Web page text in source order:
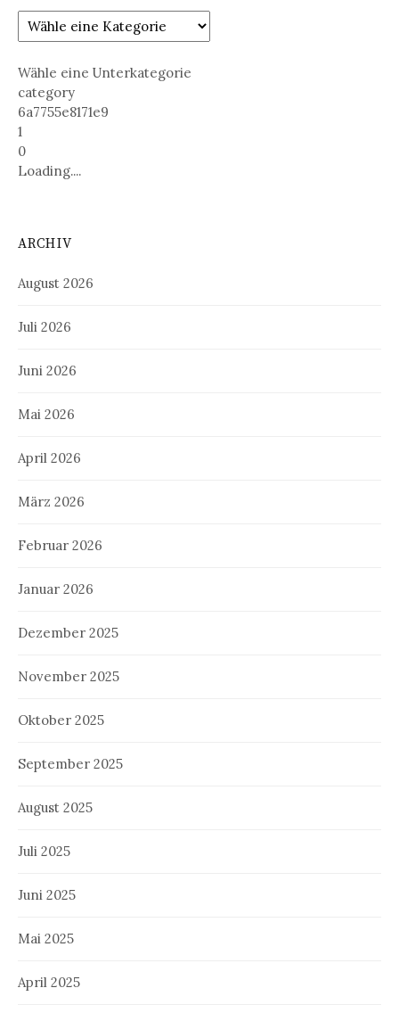
Wähle eine Unterkategorie
category
6a7755e8171e9
1
0
Loading....
ARCHIV
August 2026
Juli 2026
Juni 2026
Mai 2026
April 2026
März 2026
Februar 2026
Januar 2026
Dezember 2025
November 2025
Oktober 2025
September 2025
August 2025
Juli 2025
Juni 2025
Mai 2025
April 2025